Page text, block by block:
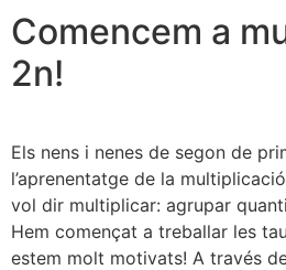
Comencem a
2n!
Els nens i nenes de segon de
l’aprenentatge de la
vol dir multiplicar: agrupar
Hem començat a treballar les
estem molt motivats! A través